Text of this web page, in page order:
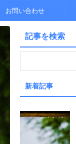
お問い合わせ
記事を検索
新着記事